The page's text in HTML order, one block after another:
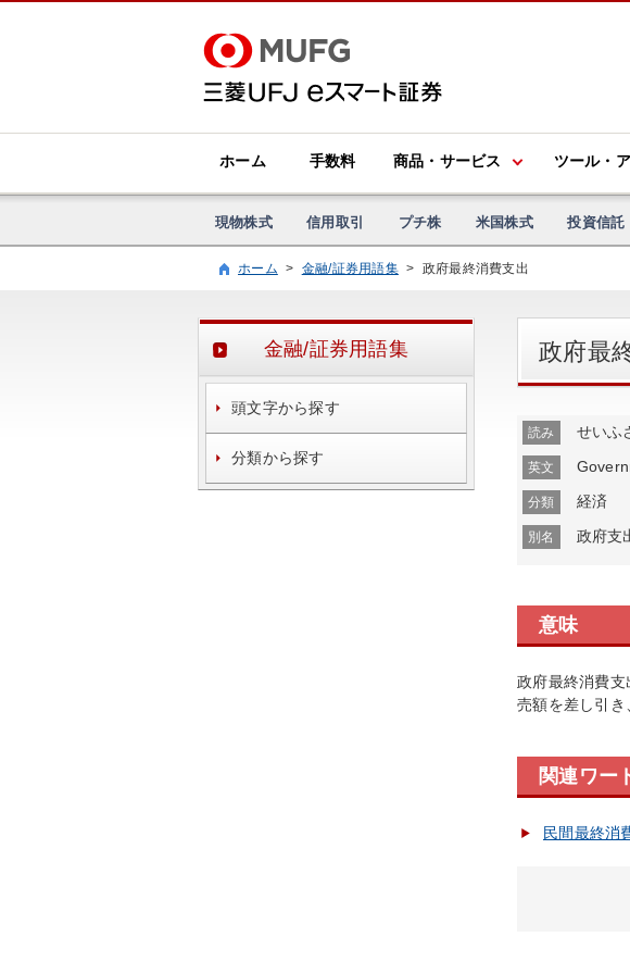
ホーム 手数料 商品・サービス ツール・
現物株式 信用取引 プチ株 米国株式 投資信託
ホーム > 金融/証券用語集 > 政府最終消費支出
政府最
読み せいふ
英文
分類 経済
別名 政府支
意味
政府最終消費
売額を差し引き
関連ワー
民間最終消
金融/証券用語集
頭文字から探す
分類から探す